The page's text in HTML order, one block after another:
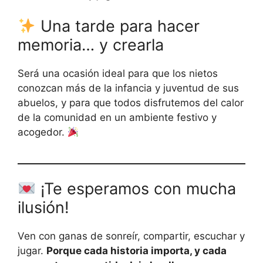
Una tarde para hacer
memoria… y crearla
Será una ocasión ideal para que los nietos
conozcan más de la infancia y juventud de sus
abuelos, y para que todos disfrutemos del calor
de la comunidad en un ambiente festivo y
acogedor.
¡Te esperamos con mucha
ilusión!
Ven con ganas de sonreír, compartir, escuchar y
jugar. Porque cada historia importa, y cada